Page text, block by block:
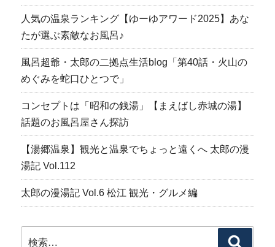
人気の温泉ランキング【ゆーゆアワード2025】あな
たが選ぶ素敵なお風呂♪
風呂超爺・太郎の二拠点生活blog「第40話・火山の
めぐみを蛇口ひとつで」
コンセプトは「昭和の銭湯」【まえばし赤城の湯】
話題のお風呂屋さん探訪
【湯郷温泉】観光と温泉でちょっと遠くへ 太郎の漫
湯記 Vol.112
太郎の漫湯記 Vol.6 松江 観光・グルメ編